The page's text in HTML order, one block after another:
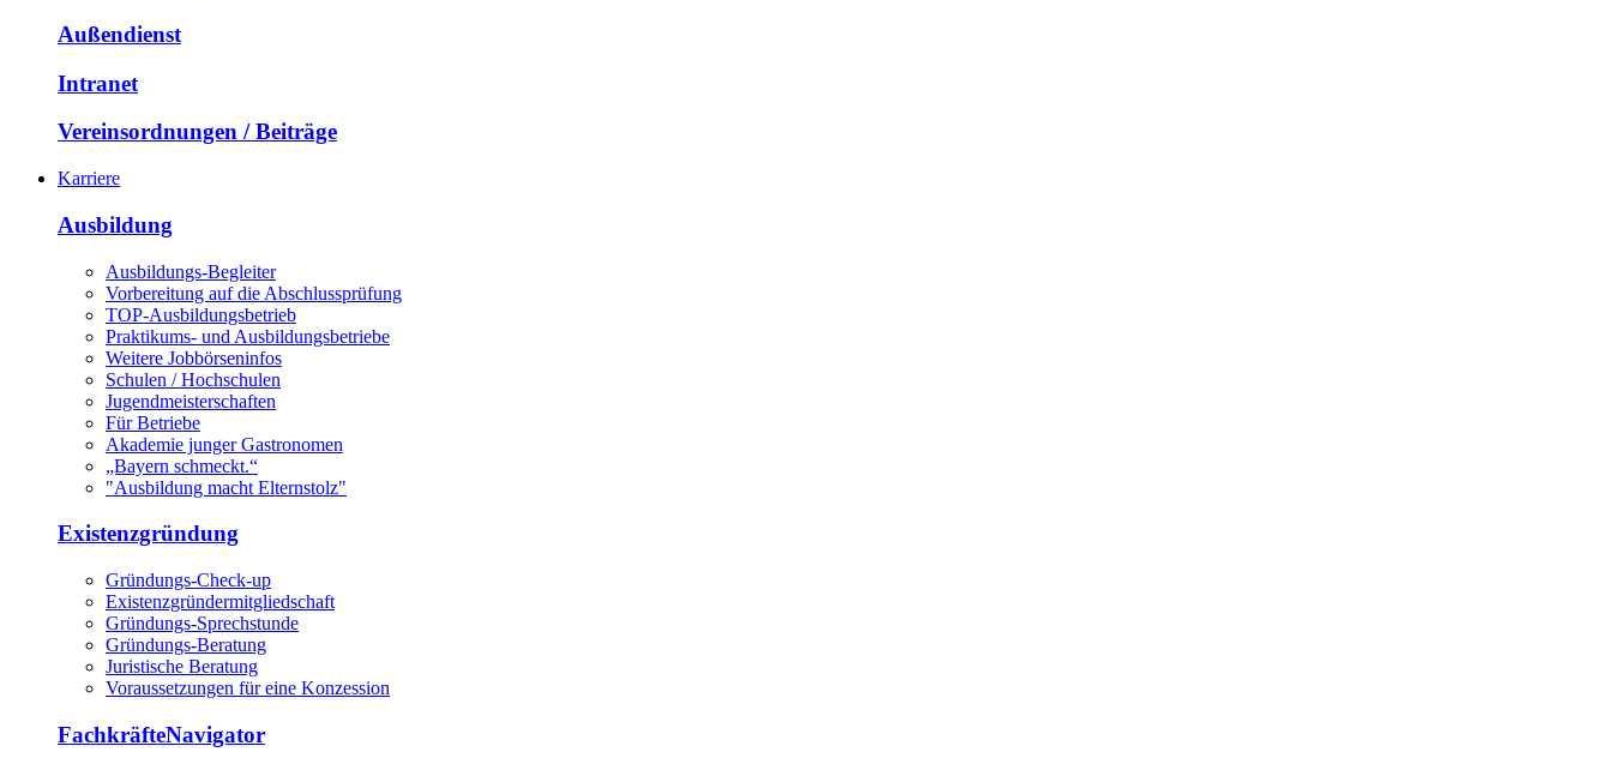
Außendienst
Intranet
Vereinsordnungen / Beiträge
Karriere
Ausbildung
Ausbildungs-Begleiter
Vorbereitung auf die Abschlussprüfung
TOP-Ausbildungsbetrieb
Praktikums- und Ausbildungsbetriebe
Weitere Jobbörseninfos
Schulen / Hochschulen
Jugendmeisterschaften
Für Betriebe
Akademie junger Gastronomen
„Bayern schmeckt.“
"Ausbildung macht Elternstolz"
Existenzgründung
Gründungs-Check-up
Existenzgründermitgliedschaft
Gründungs-Sprechstunde
Gründungs-Beratung
Juristische Beratung
Voraussetzungen für eine Konzession
FachkräfteNavigator